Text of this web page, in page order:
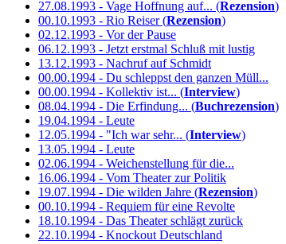
27.08.1993 - Vage Hoffnung auf... (Rezension)
00.10.1993 - Rio Reiser (Rezension)
02.12.1993 - Vor der Pause
06.12.1993 - Jetzt erstmal Schluß mit lustig
13.12.1993 - Nachruf auf Schmidt
00.00.1994 - Du schleppst den ganzen Müll...
00.00.1994 - Kollektiv ist... (Interview)
08.04.1994 - Die Erfindung... (Buchrezension)
19.04.1994 - Leute
12.05.1994 - "Ich war sehr... (Interview)
13.05.1994 - Leute
02.06.1994 - Weichenstellung für die...
16.06.1994 - Vom Theater zur Politik
19.07.1994 - Die wilden Jahre (Rezension)
00.10.1994 - Requiem für eine Revolte
18.10.1994 - Das Theater schlägt zurück
22.10.1994 - Knockout Deutschland